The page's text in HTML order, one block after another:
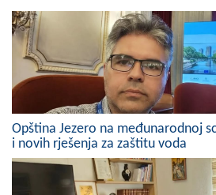
Naseljena mjesta
Zanimljivosti
Fotogalerija
NAČELNIK
O Načelniku
Zamjenik načelnika
Opština Jezero na međunarodnoj
i novih rješenja za zaštitu voda